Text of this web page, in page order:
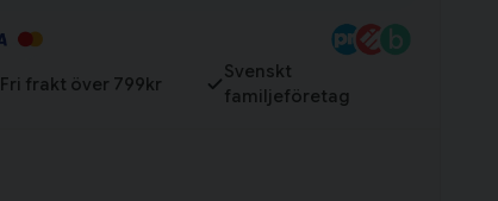
Fri frakt över 799kr
Svenskt
familjeföretag